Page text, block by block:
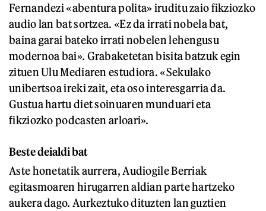
Fernandezi «abentura polita» iruditu zaio fikziozko
audio lan bat sortzea. «Ez da irrati nobela bat,
baina garai bateko irrati nobelen lehengusu
modernoa bai». Grabaketetan bisita batzuk egin
zituen Ulu Mediaren estudiora. «Sekulako
unibertsoa ireki zait, eta oso interesgarria da.
Gustua hartu diet soinuaren munduari eta
fikziozko podcasten arloari».
Beste deialdi bat
Aste honetatik aurrera, Audiogile Berriak
egitasmoaren hirugarren aldian parte hartzeko
aukera dago. Aurkeztuko dituzten lan guztien